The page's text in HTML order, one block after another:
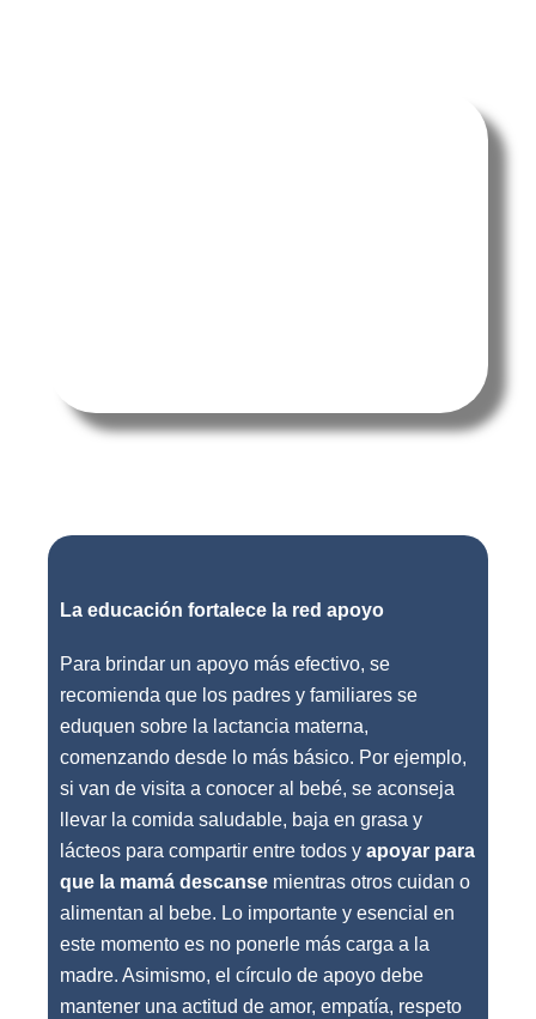
La educación fortalece la red apoyo
Para brindar un apoyo más efectivo, se
recomienda que los padres y familiares se
eduquen sobre la lactancia materna,
comenzando desde lo más básico. Por ejemplo,
si van de visita a conocer al bebé, se aconseja
llevar la comida saludable, baja en grasa y
lácteos para compartir entre todos yapoyar para
que la mamá descanse mientras otros cuidan o
alimentan al bebe. Lo importante y esencial en
este momento es no ponerle más carga a la
madre. Asimismo, el círculo de apoyo debe
mantener una actitud de amor, empatía, respeto